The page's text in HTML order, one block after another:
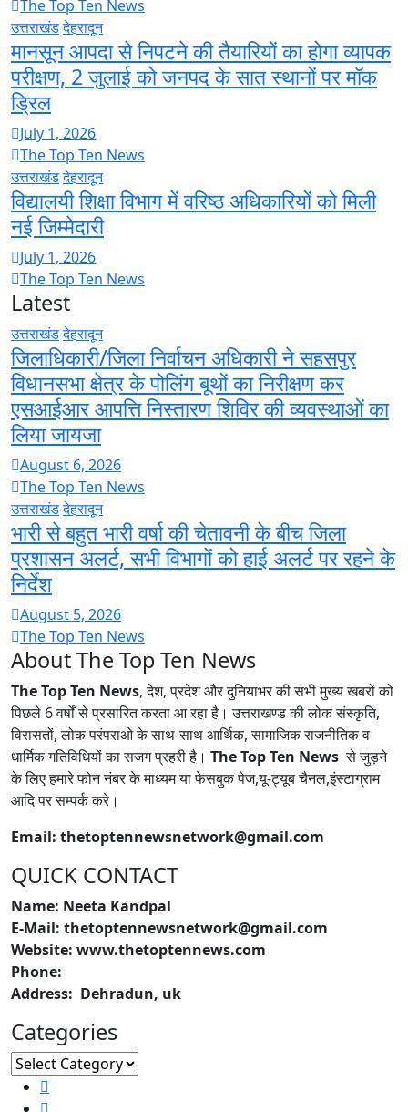
The Top Ten News
उत्तराखंडदेहरादून
मानसून आपदा से निपटने की तैयारियों का होगा व्यापक
परीक्षण, 2 जुलाई को जनपद के सात स्थानों पर मॉक
ड्रिल
July 1, 2026
The Top Ten News
उत्तराखंडदेहरादून
विद्यालयी शिक्षा विभाग में वरिष्ठ अधिकारियों को मिली
नई जिम्मेदारी
July 1, 2026
The Top Ten News
Latest
उत्तराखंडदेहरादून
जिलाधिकारी/जिला निर्वाचन अधिकारी ने सहसपुर
विधानसभा क्षेत्र के पोलिंग बूथों का निरीक्षण कर
एसआईआर आपत्ति निस्तारण शिविर की व्यवस्थाओं का
लिया जायजा
August 6, 2026
The Top Ten News
उत्तराखंडदेहरादून
भारी से बहुत भारी वर्षा की चेतावनी के बीच जिला
प्रशासन अलर्ट, सभी विभागों को हाई अलर्ट पर रहने के
निर्देश
August 5, 2026
The Top Ten News
About The Top Ten News
The Top Ten News, देश, प्रदेश और दुनियाभर की सभी मुख्य खबरों को
पिछले 6 वर्षों से प्रसारित करता आ रहा है। उत्तराखण्ड की लोक संस्कृति,
विरासतों, लोक परंपराओ के साथ-साथ आर्थिक, सामाजिक राजनीतिक व
धार्मिक गतिविधियों का सजग प्रहरी है। The Top Ten News से जुड़ने
के लिए हमारे फोन नंबर के माध्यम या फेसबुक पेज,यू-ट्यूब चैनल,इंस्टाग्राम
आदि पर सम्पर्क करे।
Email: thetoptennewsnetwork@gmail.com
QUICK CONTACT
Name: Neeta Kandpal
E-Mail: thetoptennewsnetwork@gmail.com
Website: www.thetoptennews.com
Phone:
Address: Dehradun, uk
Categories
Categories